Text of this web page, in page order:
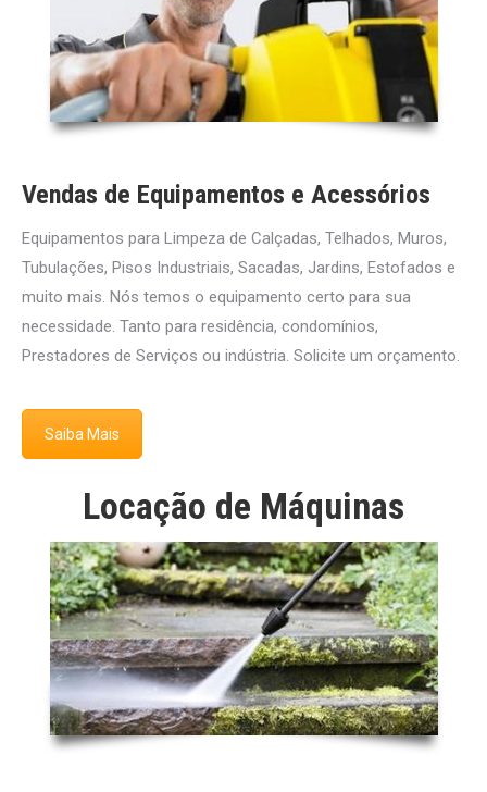
Vendas de Equipamentos e Acessórios
Equipamentos para Limpeza de Calçadas, Telhados, Muros,
Tubulações, Pisos Industriais, Sacadas, Jardins, Estofados e
muito mais. Nós temos o equipamento certo para sua
necessidade. Tanto para residência, condomínios,
Prestadores de Serviços ou indústria. Solicite um orçamento.
Saiba Mais
Locação de Máquinas